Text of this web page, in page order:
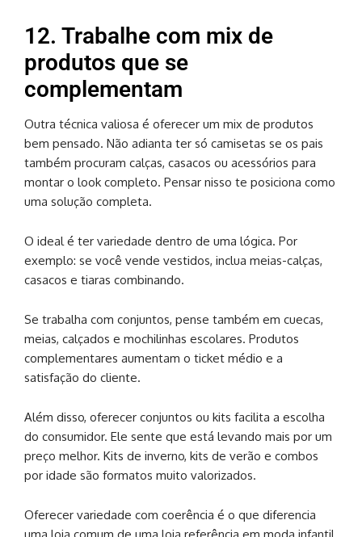
12. Trabalhe com mix de
produtos que se
complementam
Outra técnica valiosa é oferecer um mix de produtos
bem pensado. Não adianta ter só camisetas se os pais
também procuram calças, casacos ou acessórios para
montar o look completo. Pensar nisso te posiciona como
uma solução completa.
O ideal é ter variedade dentro de uma lógica. Por
exemplo: se você vende vestidos, inclua meias-calças,
casacos e tiaras combinando.
Se trabalha com conjuntos, pense também em cuecas,
meias, calçados e mochilinhas escolares. Produtos
complementares aumentam o ticket médio e a
satisfação do cliente.
Além disso, oferecer conjuntos ou kits facilita a escolha
do consumidor. Ele sente que está levando mais por um
preço melhor. Kits de inverno, kits de verão e combos
por idade são formatos muito valorizados.
Oferecer variedade com coerência é o que diferencia